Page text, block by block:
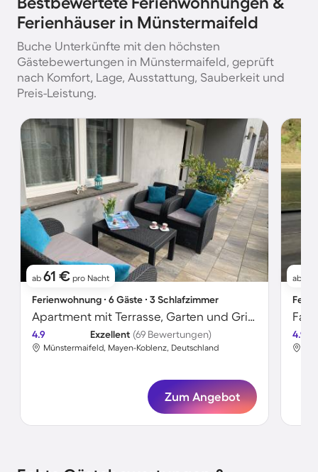
Ferienhäuser in Münstermaifeld
Buche Unterkünfte mit den höchsten
Gästebewertungen in Münstermaifeld, geprüft
nach Komfort, Lage, Ausstattung, Sauberkeit und
Preis-Leistung.
ab 61 € pro Nacht
Ferienwohnung ∙ 6 Gäste ∙ 3 Schlafzimmer
Apartment mit Terrasse, Garten und Grill | Naturblick
4.9 Exzellent (69 Bewertungen)
Münstermaifeld, Mayen-Koblenz, Deutschland
Zum Angebot
ab
4.9